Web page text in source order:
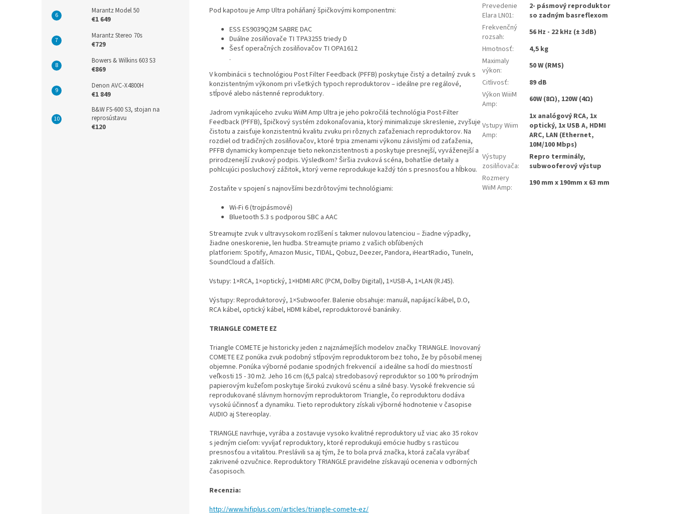
Marantz Model 50
€1 649
Marantz Stereo 70s
€729
Bowers & Wilkins 603 S3
€869
Denon AVC-X4800H
€1 849
B&W FS-600 S3, stojan na
reprosústavu
€120
Pod kapotou je Amp Ultra poháňaný špičkovými komponentmi:
ESS ES9039Q2M SABRE DAC
Duálne zosilňovače TI TPA3255 triedy D
Šesť operačných zosilňovačov TI OPA1612
.
V kombinácii s technológiou Post Filter Feedback (PFFB) poskytuje čistý a detailný zvuk s
konzistentným výkonom pri všetkých typoch reproduktorov – ideálne pre regálové,
stĺpové alebo nástenné reproduktory.
Jadrom vynikajúceho zvuku WiiM Amp Ultra je jeho pokročilá technológia Post-Filter
Feedback (PFFB), špičkový systém zdokonaľovania, ktorý minimalizuje skreslenie, zvyšuje
čistotu a zaisťuje konzistentnú kvalitu zvuku pri rôznych zaťaženiach reproduktorov. Na
rozdiel od tradičných zosilňovačov, ktoré trpia zmenami výkonu závislými od zaťaženia,
PFFB dynamicky kompenzuje tieto nekonzistentnosti a poskytuje presnejší, vyváženejší a
prirodzenejší zvukový podpis. Výsledkom? Širšia zvuková scéna, bohatšie detaily a
pohlcujúci posluchový zážitok, ktorý verne reprodukuje každý tón s presnosťou a hĺbkou.
Zostaňte v spojení s najnovšími bezdrôtovými technológiami:
Wi-Fi 6 (trojpásmové)
Bluetooth 5.3 s podporou SBC a AAC
Streamujte zvuk v ultravysokom rozlíšení s takmer nulovou latenciou – žiadne výpadky,
žiadne oneskorenie, len hudba. Streamujte priamo z vašich obľúbených
platforiem: Spotify, Amazon Music, TIDAL, Qobuz, Deezer, Pandora, iHeartRadio, TuneIn,
SoundCloud a ďalších.
Vstupy: 1×RCA, 1×optický, 1×HDMI ARC (PCM, Dolby Digital), 1×USB-A, 1×LAN (RJ45).
Výstupy: Reproduktorový, 1×Subwoofer. Balenie obsahuje: manuál, napájací kábel, D.O,
RCA kábel, optický kábel, HDMI kábel, reproduktorové banániky.
TRIANGLE COMETE EZ
Triangle COMETE je historicky jeden z najznámejších modelov značky TRIANGLE. Inovovaný
COMETE EZ ponúka zvuk podobný stĺpovým reproduktorom bez toho, že by pôsobil menej
objemne. Ponúka výborné podanie spodných frekvencií a ideálne sa hodí do miestností
veľkosti 15 - 30 m2. Jeho 16 cm (6,5 palca) stredobasový reproduktor so 100 % prírodným
papierovým kužeľom poskytuje širokú zvukovú scénu a silné basy. Vysoké frekvencie sú
reprodukované slávnym hornovým reproduktorom Triangle, čo reproduktoru dodáva
vysokú účinnosť a dynamiku. Tieto reproduktory získali výborné hodnotenie v časopise
AUDIO aj Stereoplay.
TRIANGLE navrhuje, vyrába a zostavuje vysoko kvalitné reproduktory už viac ako 35 rokov
s jedným cieľom: vyvíjať reproduktory, ktoré reprodukujú emócie hudby s rastúcou
presnosťou a vitalitou. Preslávili sa aj tým, že to bola prvá značka, ktorá začala vyrábať
zakrivené ozvučnice. Reproduktory TRIANGLE pravidelne získavajú ocenenia v odborných
časopisoch.
Recenzia:
http://www.hifiplus.com/articles/triangle-comete-ez/
Prevedenie
Elara LN01:
2- pásmový reproduktor
so zadným basreflexom
Frekvenčný
rozsah:
56 Hz - 22 kHz (± 3dB)
Hmotnosť:
4,5 kg
Maximaly
výkon:
50 W (RMS)
Citlivosť:
89 dB
Výkon WiiiM
Amp: 60W (8Ω), 120W (4Ω)
Vstupy Wiim
Amp:
1x analógový RCA, 1x
optický, 1x USB A, HDMI
ARC, LAN (Ethernet,
10M/100 Mbps)
Výstupy
zosilňovača:
Repro terminály,
subwooferový výstup
Rozmery
WiiM Amp: 190 mm x 190mm x 63 mm